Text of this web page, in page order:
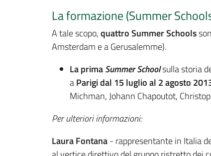
La formazione (Summer
A tale scopo,quattro Summer Schools
Amsterdam e a Gerusalemme).
La primaSummer Schoolsulla storia
aParigi dal 15 luglio al 2 agosto
Michman, Johann Chapoutot,
Per ulteriori informazioni:
Laura Fontana- rappresentante in Italia